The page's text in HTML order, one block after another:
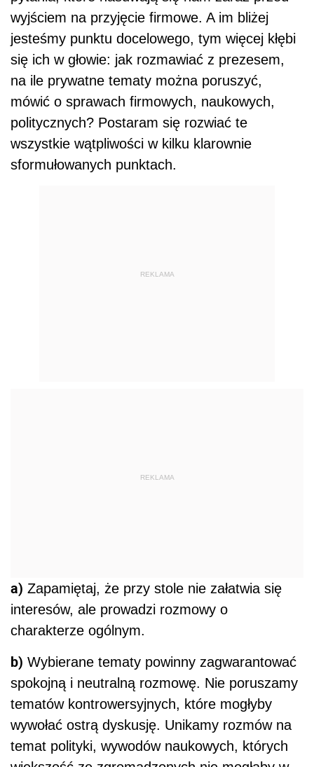
wyjściem na przyjęcie firmowe. A im bliżej
jesteśmy punktu docelowego, tym więcej kłębi
się ich w głowie: jak rozmawiać z prezesem,
na ile prywatne tematy można poruszyć,
mówić o sprawach firmowych, naukowych,
politycznych? Postaram się rozwiać te
wszystkie wątpliwości w kilku klarownie
sformułowanych punktach.
REKLAMA
REKLAMA
a) Zapamiętaj, że przy stole nie załatwia się
interesów, ale prowadzi rozmowy o
charakterze ogólnym.
b) Wybierane tematy powinny zagwarantować
spokojną i neutralną rozmowę. Nie poruszamy
tematów kontrowersyjnych, które mogłyby
wywołać ostrą dyskusję. Unikamy rozmów na
temat polityki, wywodów naukowych, których